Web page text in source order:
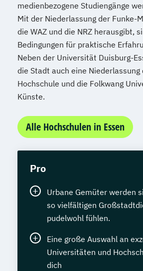
medienbezogene Studiengänge
Mit der Niederlassung der Funke-
die WAZ und die NRZ herausgibt,
Bedingungen für praktische
Neben der Universität Duisburg-
die Stadt auch eine Niederlassung
Hochschule und die Folkwang
Künste.
Alle Hochschulen in Essen
Pro
Urbane Gemüter werden
so vielfältigen
pudelwohl fühlen.
Eine große Auswahl an
Universitäten und
dich